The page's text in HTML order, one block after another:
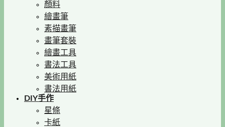
顏料
繪畫筆
素描畫筆
畫筆套裝
繪畫工具
書法工具
美術用紙
書法用紙
DIY手作
星條
卡紙